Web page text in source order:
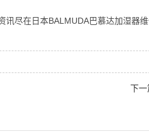
讯尽在日本BALMUDA巴慕达加湿器
下一